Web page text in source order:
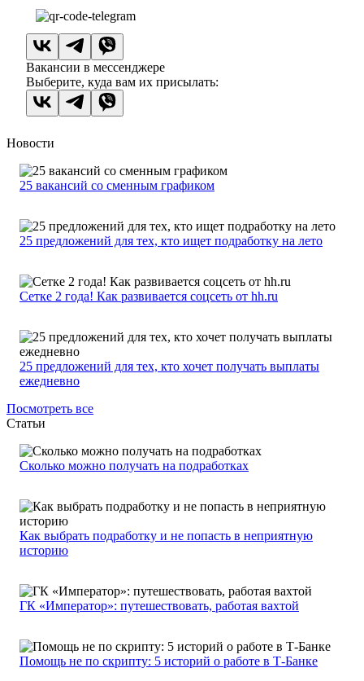
Вакансии в мессенджере
Выберите, куда вам их присылать:
Новости
25 вакансий со сменным графиком
25 предложений для тех, кто ищет подработку на лето
Сетке 2 года! Как развивается соцсеть от hh.ru
25 предложений для тех, кто хочет получать выплаты
ежедневно
Посмотреть все
Статьи
Сколько можно получать на подработках
Как выбрать подработку и не попасть в неприятную
историю
ГК «Император»: путешествовать, работая вахтой
Помощь не по скрипту: 5 историй о работе в Т-Банке